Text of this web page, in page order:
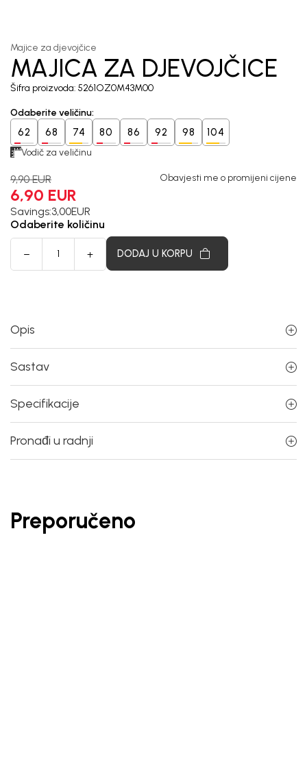
Majice za djevojčice
MAJICA ZA DJEVOJČICE
Šifra proizvoda: 5261OZ0M43M00
Odaberite veličinu:
62 68 74 80 86 92 98 104
Vodič za veličinu
9,90 EUR
6,90 EUR
Savings:3,00EUR
Obavjesti me o promijeni cijene
Odaberite količinu
DODAJ U KORPU
Opis
Sastav
Specifikacije
Pronađi u radnji
Preporučeno